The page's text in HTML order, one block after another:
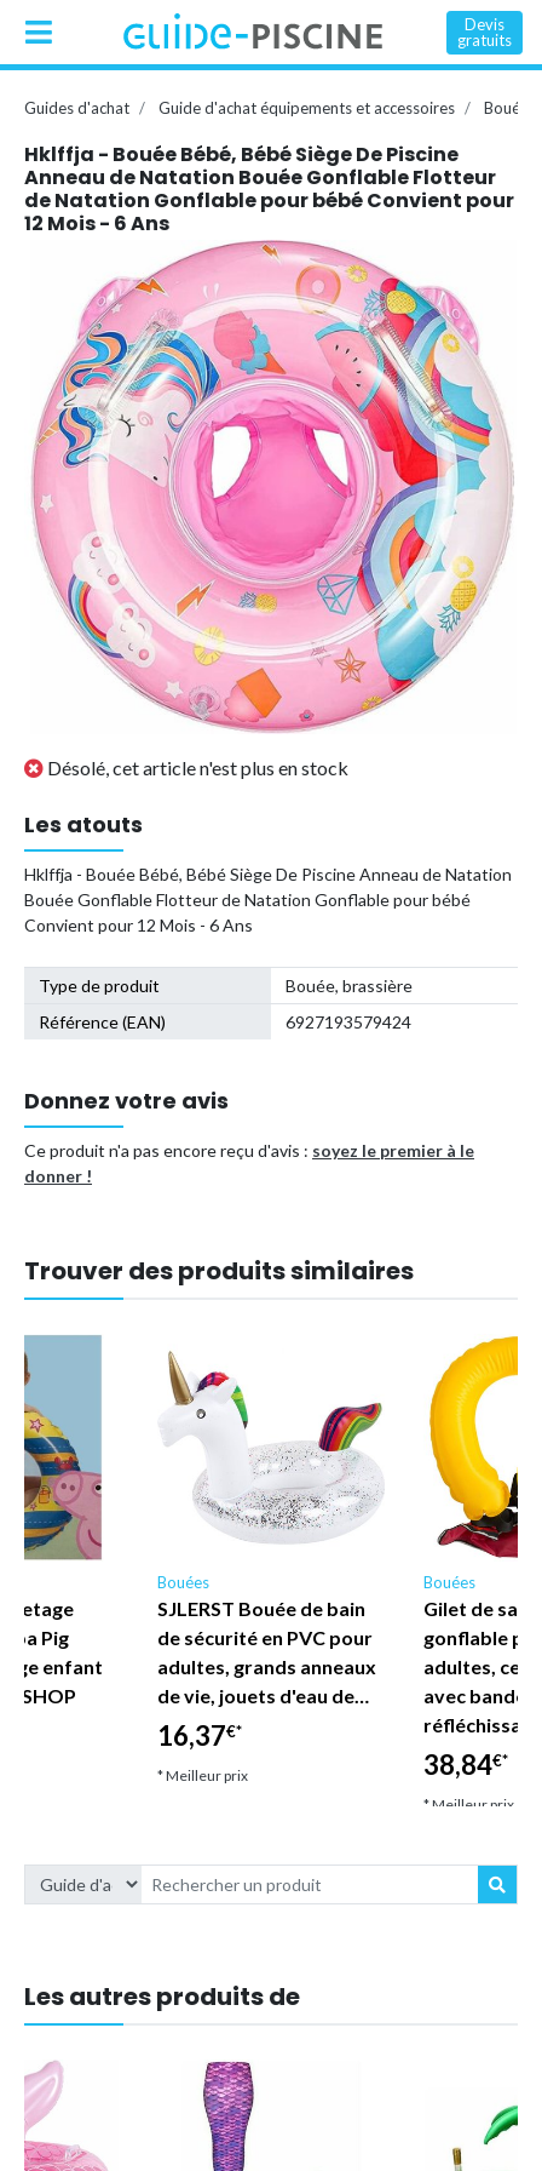
Devis
gratuits
Guides d'achat Guide d'achat équipements et accessoires Bouée,
Hklffja - Bouée Bébé, Bébé Siège De Piscine
Anneau de Natation Bouée Gonflable Flotteur
de Natation Gonflable pour bébé Convient pour
12 Mois - 6 Ans
Désolé, cet article n'est plus en stock
Les atouts
Hklffja - Bouée Bébé, Bébé Siège De Piscine Anneau de Natation
Bouée Gonflable Flotteur de Natation Gonflable pour bébé
Convient pour 12 Mois - 6 Ans
Type de produit
Bouée, brassière
Référence (EAN)
6927193579424
Donnez votre avis
Ce produit n'a pas encore reçu d'avis : soyez le premier à le
donner !
Trouver des produits similaires
Pig
enfant
SHOP
Bouées
SJLERST Bouée de bain
de sécurité en PVC pour
adultes, grands anneaux
de vie, jouets d'eau de…
16,37€*
* Meilleur prix
Bouées
Gilet de
gonflable
adultes,
avec bandes
38,84€*
* Meilleur prix
Les autres produits de